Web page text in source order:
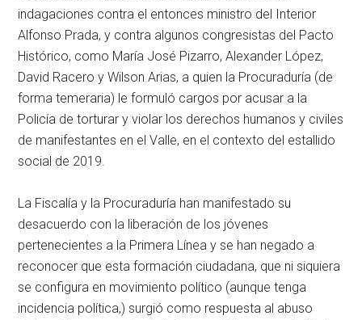
indagaciones contra el entonces ministro del Interior
Alfonso Prada, y contra algunos congresistas del Pacto
Histórico, como María José Pizarro, Alexander López,
David Racero y Wilson Arias, a quien la Procuraduría (de
forma temeraria) le formuló cargos por acusar a la
Policía de torturar y violar los derechos humanos y civiles
de manifestantes en el Valle, en el contexto del estallido
social de 2019.
La Fiscalía y la Procuraduría han manifestado su
desacuerdo con la liberación de los jóvenes
pertenecientes a la Primera Línea y se han negado a
reconocer que esta formación ciudadana, que ni siquiera
se configura en movimiento político (aunque tenga
incidencia política,) surgió como respuesta al abuso